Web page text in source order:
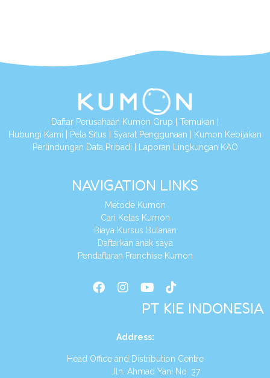
Daftar Perusahaan Kumon Grup | Temukan |
Hubungi Kami | Peta Situs | Syarat Penggunaan | Kumon Kebijakan
Perlindungan Data Pribadi | Laporan Lingkungan KAO
NAVIGATION LINKS
Metode Kumon
Cari Kelas Kumon
Biaya Kursus Bulanan
Daftarkan anak saya
Pendaftaran Franchise Kumon
PT KIE INDONESIA
Address:
Head Office and Distribution Centre
Jln. Ahmad Yani No. 37